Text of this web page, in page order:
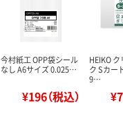
今村紙工 OPP袋シール
なし A6サイズ 0.025…
¥196（税込）
HEIKO
ク Sカー
9…